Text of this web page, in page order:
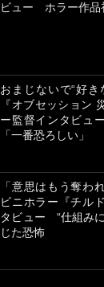
ビュー ホラー作品
おまじないで“好
『オブセッション
ー監督インタビュ
「一番恐ろしい」
「意思はもう奪
ビニホラー『チル
タビュー “仕組み
じた恐怖